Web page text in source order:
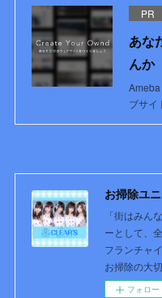
PR
あな
んか
ブサイ
お掃除ユ
「街はみん
ーとして、
フランチャ
お掃除の大
フォロー